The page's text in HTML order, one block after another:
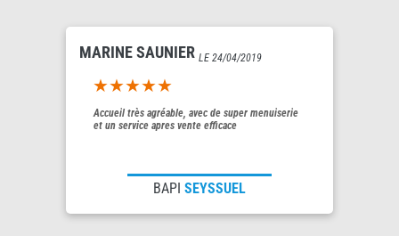
MARINE SAUNIER LE 24/04/2019
5out of 5
Accueil très agréable, avec de super menuiserie
et un service apres vente efficace
BAPI SEYSSUEL